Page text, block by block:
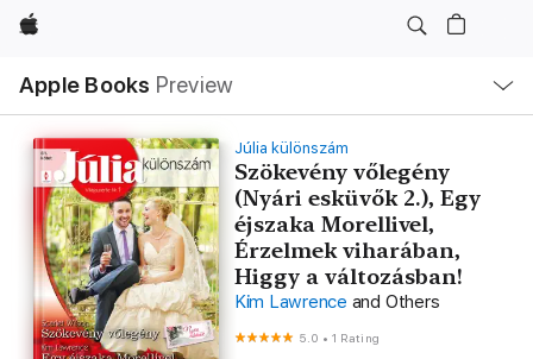
Apple
Apple Books Preview
Nav
Open
Menu
Júlia különszám
Szökevény vőlegény
(Nyári esküvők 2.), Egy
éjszaka Morellivel,
Érzelmek viharában,
Higgy a változásban!
Kim Lawrence and Others
5.0 •1 Rating